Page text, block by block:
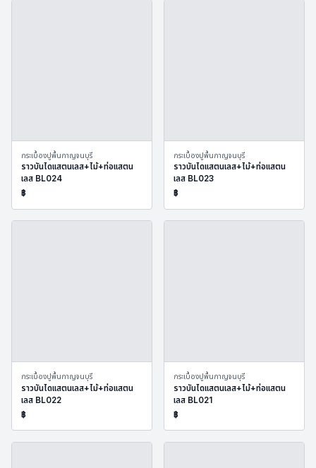
กระเบื้องปูพื้นกาญจนบุรี
ราวบันไดแสตนเลส+ไม้+ท่อแสตน
เลส BL024
฿
กระเบื้องปูพื้นกาญจนบุรี
ราวบันไดแสตนเลส+ไม้+ท่อแสตน
เลส BL023
฿
กระเบื้องปูพื้นกาญจนบุรี
ราวบันไดแสตนเลส+ไม้+ท่อแสตน
เลส BL022
฿
กระเบื้องปูพื้นกาญจนบุรี
ราวบันไดแสตนเลส+ไม้+ท่อแสตน
เลส BL021
฿